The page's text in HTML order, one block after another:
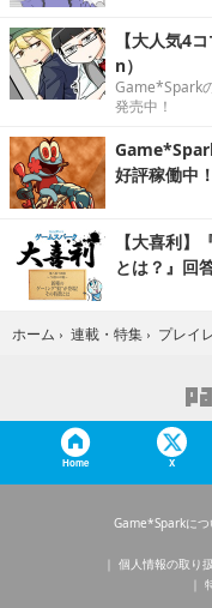
【大人気4
n）
Game*Spark
発売中！
好評稼働中！
【大喜利】
とは？』回
ホーム › 連載・特集 › プレイ
Home X
Game*Sparkにつ
個人情報の取り